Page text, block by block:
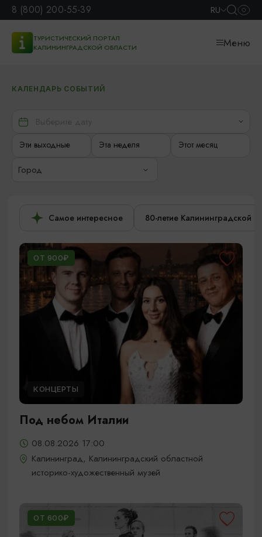
8 (800) 200-55-39 RU
ТУРИСТИЧЕСКИЙ ПОРТАЛ
КАЛИНИНГРАДСКОЙ ОБЛАСТИ
Меню
КАЛЕНДАРЬ СОБЫТИЙ
Эти выходные Эта неделя Этот месяц
Город
Самое интересное 80-летие Калининградской
ОТ 900₽
КОНЦЕРТЫ
Под небом Италии
08.08.2026 17:00
Калининград, Калининградский областной
историко-художественный музей
ОТ 600₽